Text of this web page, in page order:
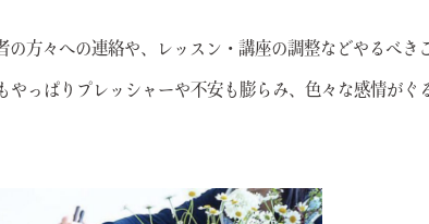
の方々への連絡や、レッスン・講座の調整などやるべき
やっぱりプレッシャーや不安も膨らみ、色々な感情がぐ